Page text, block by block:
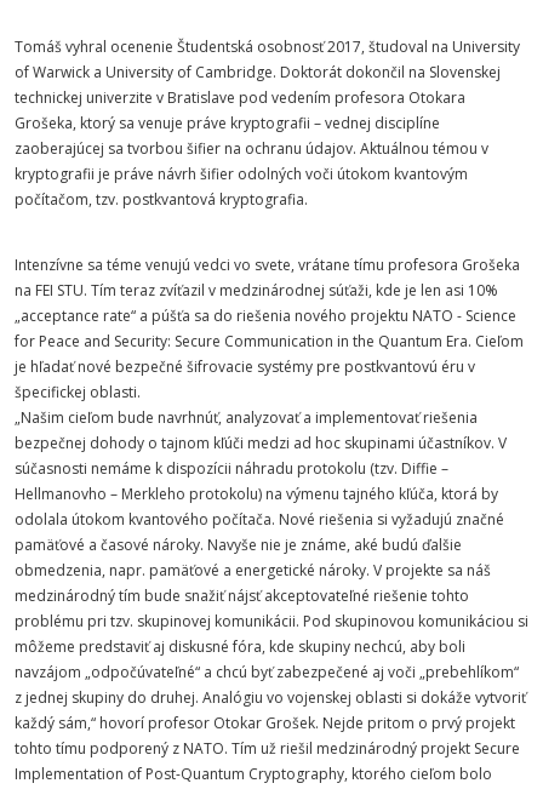
Tomáš vyhral ocenenie Študentská osobnosť 2017, študoval na University
of Warwick a University of Cambridge. Doktorát dokončil na Slovenskej
technickej univerzite v Bratislave pod vedením profesora Otokara
Grošeka, ktorý sa venuje práve kryptografii – vednej disciplíne
zaoberajúcej sa tvorbou šifier na ochranu údajov. Aktuálnou témou v
kryptografii je práve návrh šifier odolných voči útokom kvantovým
počítačom, tzv. postkvantová kryptografia.
Intenzívne sa téme venujú vedci vo svete, vrátane tímu profesora Grošeka
na FEI STU. Tím teraz zvíťazil v medzinárodnej súťaži, kde je len asi 10%
„acceptance rate“ a púšťa sa do riešenia nového projektu NATO - Science
for Peace and Security: Secure Communication in the Quantum Era. Cieľom
je hľadať nové bezpečné šifrovacie systémy pre postkvantovú éru v
špecifickej oblasti.
„Našim cieľom bude navrhnúť, analyzovať a implementovať riešenia
bezpečnej dohody o tajnom kľúči medzi ad hoc skupinami účastníkov. V
súčasnosti nemáme k dispozícii náhradu protokolu (tzv. Diffie –
Hellmanovho – Merkleho protokolu) na výmenu tajného kľúča, ktorá by
odolala útokom kvantového počítača. Nové riešenia si vyžadujú značné
pamäťové a časové nároky. Navyše nie je známe, aké budú ďalšie
obmedzenia, napr. pamäťové a energetické nároky. V projekte sa náš
medzinárodný tím bude snažiť nájsť akceptovateľné riešenie tohto
problému pri tzv. skupinovej komunikácii. Pod skupinovou komunikáciou si
môžeme predstaviť aj diskusné fóra, kde skupiny nechcú, aby boli
navzájom „odpočúvateľné“ a chcú byť zabezpečené aj voči „prebehlíkom“
z jednej skupiny do druhej. Analógiu vo vojenskej oblasti si dokáže vytvoriť
každý sám,“ hovorí profesor Otokar Grošek. Nejde pritom o prvý projekt
tohto tímu podporený z NATO. Tím už riešil medzinárodný projekt Secure
Implementation of Post-Quantum Cryptography, ktorého cieľom bolo